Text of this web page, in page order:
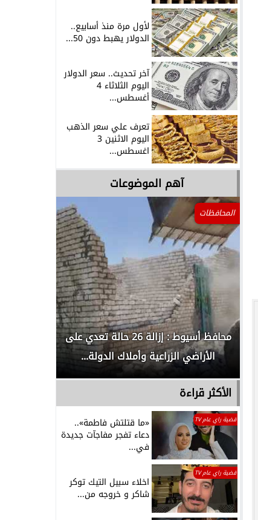
لأول مرة منذ أسابيع..
الدولار يهبط دون 50...
آخر تحديث.. سعر الدولار
اليوم الثلاثاء 4
أغسطس...
تعرف علي سعر الذهب
اليوم الاثنين 3
اغسطس...
آهم الموضوعات
المحافظات
محافظ أسيوط : إزالة 26 حالة تعدي على
الأراضي الزراعية وأملاك الدولة...
الأكثر قراءة
قضية راي عام TV «ما قتلتش فاطمة»..
دعاء تفجر مفاجآت جديدة
في...
قضية راي عام TV
اخلاء سبيل التيك توكر
شاكر و خروجه من...